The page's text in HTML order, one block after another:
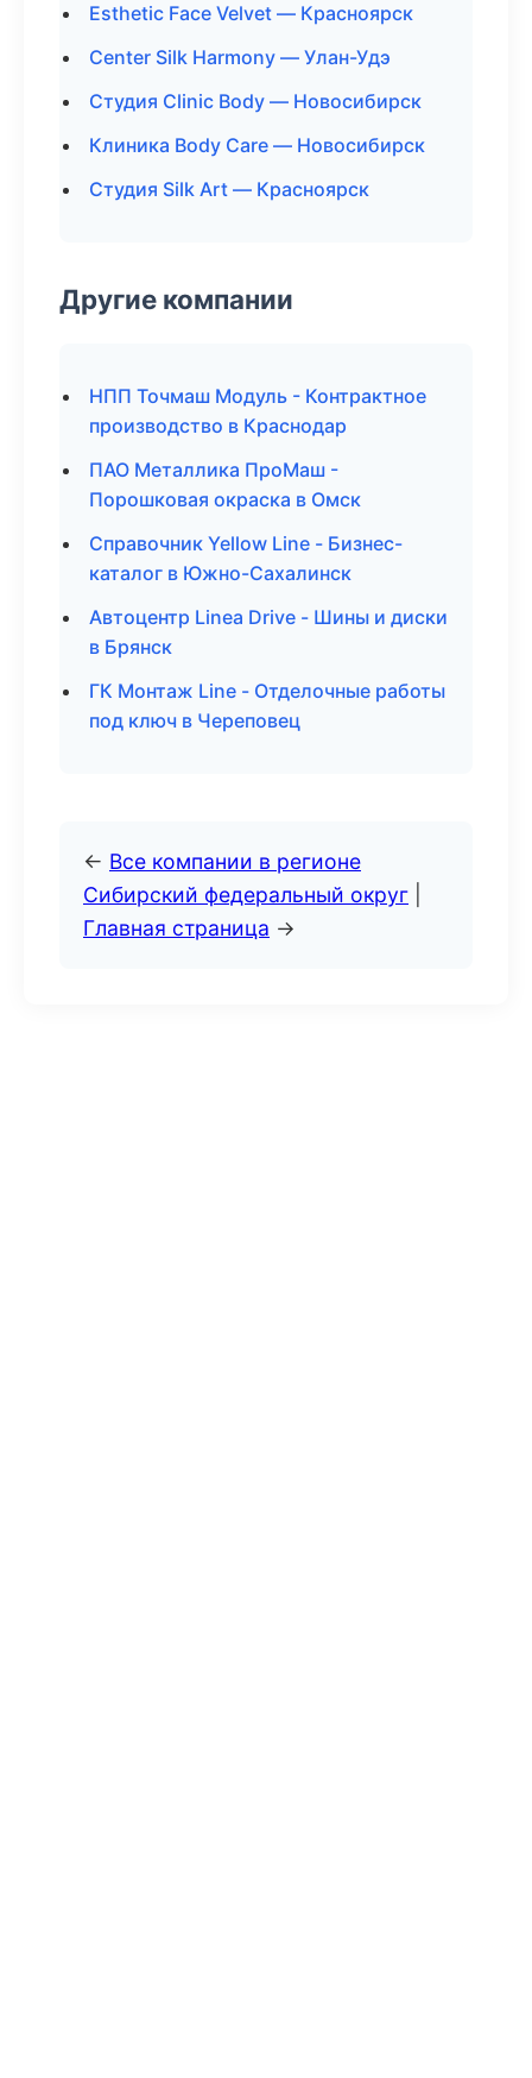
Esthetic Face Velvet — Красноярск
Center Silk Harmony — Улан-Удэ
Студия Clinic Body — Новосибирск
Клиника Body Care — Новосибирск
Студия Silk Art — Красноярск
Другие компании
НПП Точмаш Модуль - Контрактное
производство в Краснодар
ПАО Металлика ПроМаш -
Порошковая окраска в Омск
Справочник Yellow Line - Бизнес-
каталог в Южно-Сахалинск
Автоцентр Linea Drive - Шины и диски
в Брянск
ГК Монтаж Line - Отделочные работы
под ключ в Череповец
← Все компании в регионе
Сибирский федеральный округ
Главная страница →